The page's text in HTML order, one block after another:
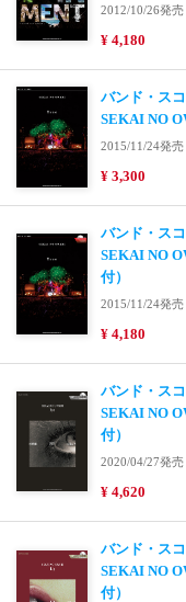
2012/10/26発売
¥ 4,180
バンド・ス
SEKAI NO
2015/11/24発売
¥ 3,300
バンド・ス
SEKAI NO
付）
2015/11/24発売
¥ 4,180
バンド・ス
SEKAI NO
付）
2020/04/27発売
¥ 4,620
バンド・ス
SEKAI NO
付）